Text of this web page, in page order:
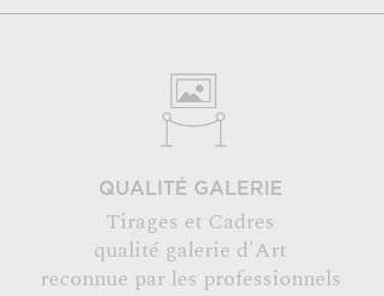
QUALITÉ GALERIE
Tirages et Cadres
qualité galerie d'Art
reconnue par les professionnels